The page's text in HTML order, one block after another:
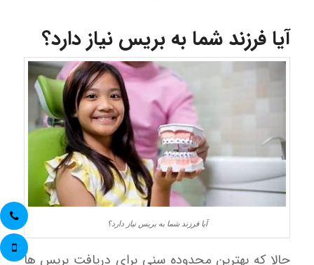
آیا فرزند شما به بریس نیاز دارد؟
آیا فرزند شما به بریس نیاز دارد؟
حالا که بهترین محدوده سنی برای دریافت بریس ها